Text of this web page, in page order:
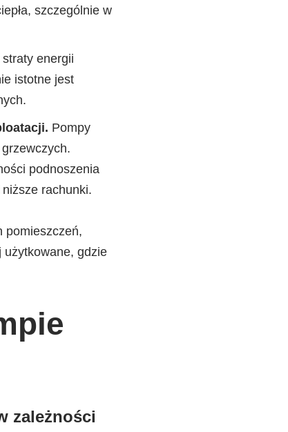
szczególnie w
energii
istotne jest
Pompy
podnoszenia
rachunki.
pomieszczeń,
użytkowane, gdzie
zależności